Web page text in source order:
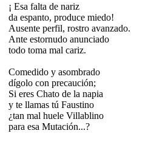
¡ Esa falta de nariz
da espanto, produce miedo!
Ausente perfil, rostro avanzado.
Ante estornudo anunciado
todo toma mal cariz.
Comedido y asombrado
dígolo con precaución;
Si eres Chato de la napia
y te llamas tú Faustino
¿tan mal huele Villablino
para esa Mutación...?